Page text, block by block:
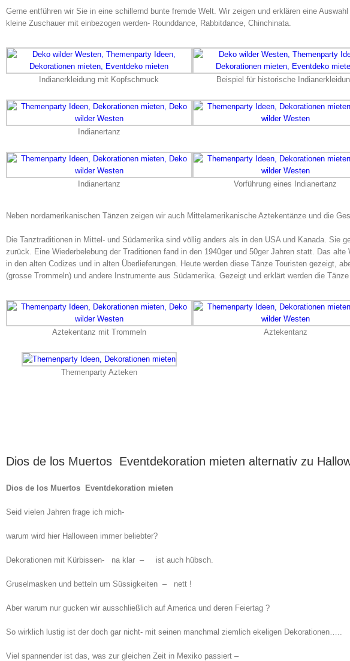
Gerne entführen wir Sie in eine schillernd bunte fremde Welt. Wir zeigen und erklären eine
kleine Zuschauer mit einbezogen werden- Rounddance, Rabbitdance, Chinchinata.
Indianerkleidung mit Kopfschmuck Beispiel für historische
Indianertanz
Indianertanz Vorführung eines Indianertanz
Neben nordamerikanischen Tänzen zeigen wir auch Mittelamerikanische Aztekentänze und die
Die Tanztraditionen in Mittel- und Südamerika sind völlig anders als in den USA und Kanada. Sie
zurück. Eine Wiederbelebung der Traditionen fand in den 1940ger und 50ger Jahren statt. Das
in den alten Codizes und in alten Überlieferungen. Heute werden diese Tänze Touristen gezeigt,
(grosse Trommeln) und andere Instrumente aus Südamerika. Gezeigt und erklärt werden die
Aztekentanz mit Trommeln Aztekentanz
Themenparty Azteken
Dios de los Muertos Eventdekoration mieten alternativ zu
Dios de los Muertos Eventdekoration mieten
Seid vielen Jahren frage ich mich-
warum wird hier Halloween immer beliebter?
Dekorationen mit Kürbissen- na klar – ist auch hübsch.
Gruselmasken und betteln um Süssigkeiten – nett !
Aber warum nur gucken wir ausschließlich auf America und deren Feiertag ?
So wirklich lustig ist der doch gar nicht- mit seinen manchmal ziemlich ekeligen Dekorationen…..
Viel spannender ist das, was zur gleichen Zeit in Mexiko passiert –